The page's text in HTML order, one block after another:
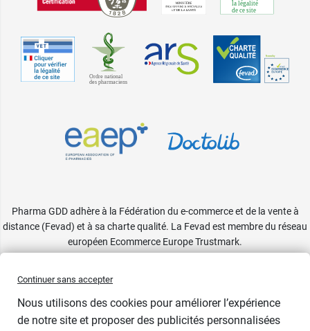
Pharma GDD adhère à la Fédération du e-commerce et de la vente à
distance (Fevad) et à sa charte qualité. La Fevad est membre du réseau
européen Ecommerce Europe Trustmark.
Continuer sans accepter
Nous utilisons des cookies pour améliorer l’expérience
de notre site et proposer des publicités personnalisées